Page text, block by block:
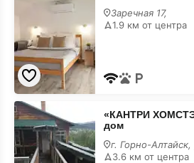
Заречная 17,
1.9 км от центра
«КАНТРИ
ХОМСТЭЙ»
гостевой
дом
лучшие
«КАНТРИ
дом
3.6 км от центра